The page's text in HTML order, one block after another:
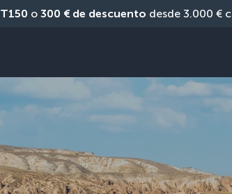
o 300 € de descuento desde 3.000 €